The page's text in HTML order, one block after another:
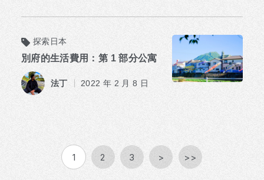
探索日本
別府的生活費用：第 1 部分公寓
法丁 2022 年 2 月 8 日
1 2 3 > >>